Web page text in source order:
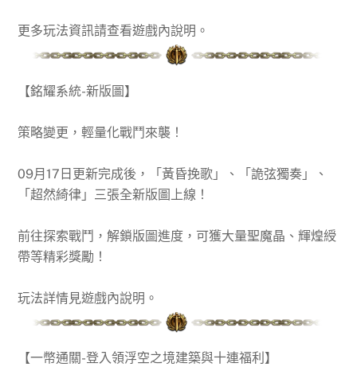
更多玩法資訊請查看遊戲內說明。
【銘耀系統-新版圖】
策略變更，輕量化戰鬥來襲！
09月17日更新完成後，「黃昏挽歌」、「詭弦獨奏」、
「超然綺律」三張全新版圖上線！
前往探索戰鬥，解鎖版圖進度，可獲大量聖魔晶、輝煌綬
帶等精彩獎勵！
玩法詳情見遊戲內說明。
【一幣通關-登入領浮空之境建築與十連福利】